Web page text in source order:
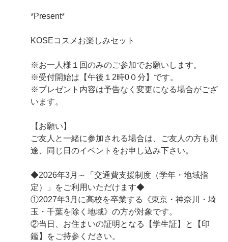
*Present*
KOSEコスメお楽しみセット
※お一人様１回のみのご参加でお願いします。
※受付開始は【午後１2時0０分】です。
※プレゼント内容は予告なく変更になる場合がござ
います。
【お願い】
ご友人と一緒に参加される場合は、ご友人の方も別
途、同じ日のイベントをお申し込み下さい。
◆2026年3月～「交通費支援制度（学年・地域指
定）」をご利用いただけます◆
①2027年3月に高校を卒業する《東京・神奈川・埼
玉・千葉を除く地域》の方が対象です。
②当日、お住まいの証明となる【学生証】と【印
鑑】をご持参ください。